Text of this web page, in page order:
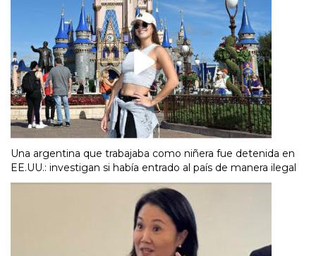
Una argentina que trabajaba como niñera fue detenida en
EE.UU.: investigan si había entrado al país de manera ilegal